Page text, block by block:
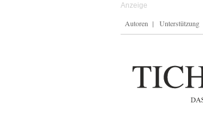
Autoren Unterstützung